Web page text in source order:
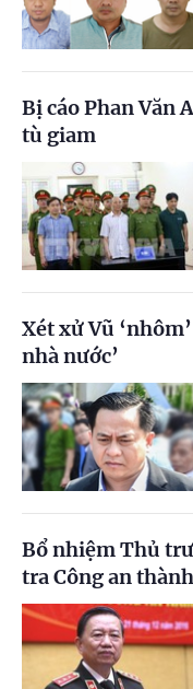
Bị cáo Phan Văn
tù giam
Xét xử Vũ
nhà nước’
Bổ nhiệm Thủ
tra Công an